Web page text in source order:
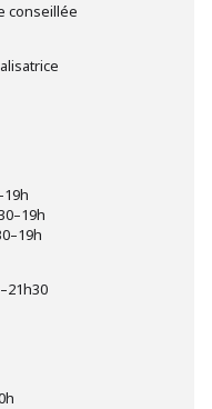
conseillée